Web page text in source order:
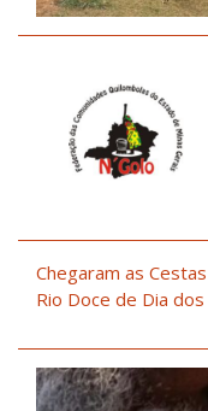
Chegaram as
Rio Doce de Dia dos